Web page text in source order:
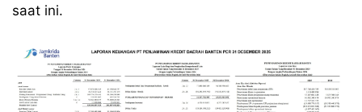
saat ini.